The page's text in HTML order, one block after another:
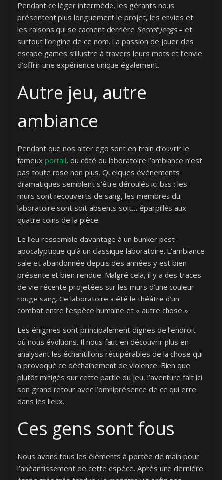
Pendant ce léger intermède, les gérants nous
présentent plus longuement le projet, les envies et
les raisons qui se cachent derrière Secret Jeegs – et
surtout l’origine de ce nom. La passion de jouer des
escape games s’illustre à travers leurs mots et l’envie
d’offrir une expérience unique également.
Autre jeu, autre
ambiance
Pendant que nos alter ego sont en train d’ouvrir le
fameux portail, du côté du laboratoire l’ambiance n’est
pas toute rose non plus. Quelques événements
dramatiques semblent s’être déroulés ici bas : les
murs sont recouverts de sang, les membres du
laboratoire sont soit absents soit… éparpillés aux
quatre coins de la pièce.
Le lieu ressemble davantage à un bunker post-
apocalyptique qu’à un classique laboratoire. L’ambiance
sale et abandonnée depuis des années y est bien
présente et bien rendue. Malgré cela, il y a des traces
de vie récente projetées sur les murs d’une couleur
rouge sang. Ce laboratoire a été le théâtre d’un
combat entre l’espèce humaine et « autre chose ».
Les énigmes sont principalement dignes de l’endroit
où nous évoluons. Il nous faut en découvrir plus en
analysant les échantillons récupérables de la chose qui
a provoqué ce déchaînement de violence. Bien que
plutôt mitigés sur cette partie du jeu, l’aventure fait ici
son grand retour avec l’omniprésence de ce qui erre
dans les lieux.
Ces gens sont fous
Nous avons tous les éléments à portée de main pour
l’anéantissement de cette espèce. Après une dernière